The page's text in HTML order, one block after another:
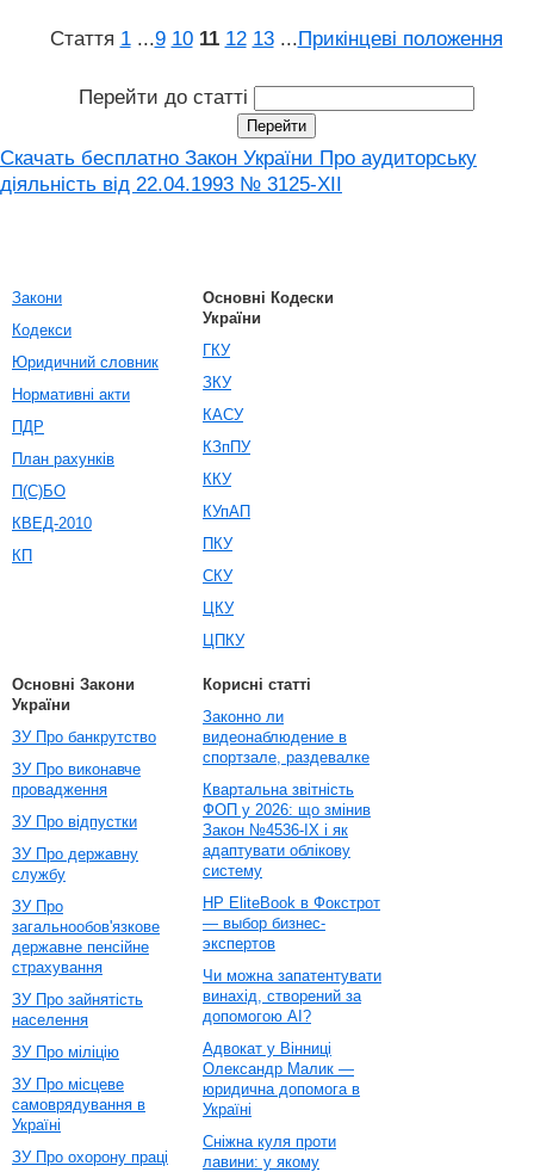
Стаття 1 ...9 10 11 12 13 ...Прикінцеві положення
Перейти до статті
Скачать бесплатно Закон України Про аудиторську
діяльність від 22.04.1993 № 3125-XII
Закони
Кодекси
Юридичний словник
Нормативні акти
ПДР
План рахунків
П(С)БО
КВЕД-2010
КП
Основні Кодески
України
ГКУ
ЗКУ
КАСУ
КЗпПУ
ККУ
КУпАП
ПКУ
СКУ
ЦКУ
ЦПКУ
Основні Закони
України
ЗУ Про банкрутство
ЗУ Про виконавче
провадження
ЗУ Про відпустки
ЗУ Про державну
службу
ЗУ Про
загальнообов'язкове
державне пенсійне
страхування
ЗУ Про зайнятість
населення
ЗУ Про міліцію
ЗУ Про місцеве
самоврядування в
Україні
ЗУ Про охорону праці
Корисні статті
Законно ли
видеонаблюдение в
спортзале, раздевалке
Квартальна звітність
ФОП у 2026: що змінив
Закон №4536-IX і як
адаптувати облікову
систему
HP EliteBook в Фокстрот
— выбор бизнес-
экспертов
Чи можна запатентувати
винахід, створений за
допомогою AI?
Адвокат у Вінниці
Олександр Малик —
юридична допомога в
Україні
Сніжна куля проти
лавини: у якому